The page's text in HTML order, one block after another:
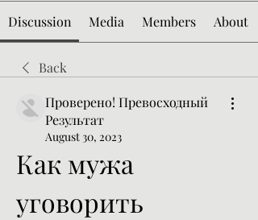
Discussion Media Members About
Back
Проверено! Превосходный
Результат
August 30, 2023
Как мужа
уговорить